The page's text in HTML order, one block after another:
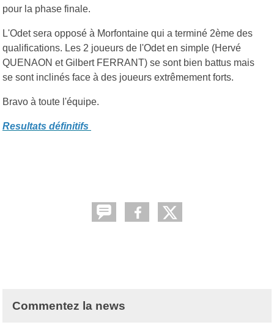
pour la phase finale.
L'Odet sera opposé à Morfontaine qui a terminé 2ème des
qualifications. Les 2 joueurs de l'Odet en simple (Hervé
QUENAON et Gilbert FERRANT) se sont bien battus mais
se sont inclinés face à des joueurs extrêmement forts.
Bravo à toute l'équipe.
Resultats définitifs
Commentez la news